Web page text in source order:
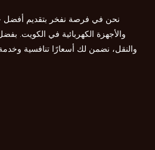
نحن في فرصة نفخر بتقديم أفضل
والأجهزة الكهربائية في الكويت.
والنقل، نضمن لك أسعارًا تنافسية